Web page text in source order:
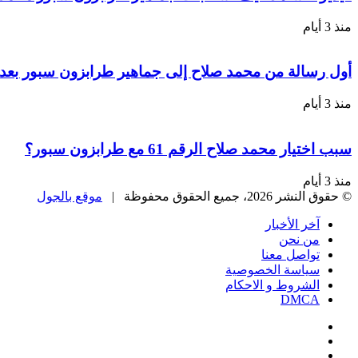
منذ 3 أيام
أول رسالة من محمد صلاح إلى جماهير طرابزون سبور بعد
منذ 3 أيام
سبب اختيار محمد صلاح الرقم 61 مع طرابزون سبور؟
منذ 3 أيام
© حقوق النشر 2026، جميع الحقوق محفوظة |
موقع بالجول
آخر الأخبار
من نحن
تواصل معنا
سياسة الخصوصية
الشروط و الاحكام
DMCA